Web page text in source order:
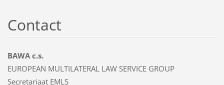
Contact
BAWA c.s.
EUROPEAN MULTILATERAL LAW SERVICE GROUP
Secretariaat EMLS